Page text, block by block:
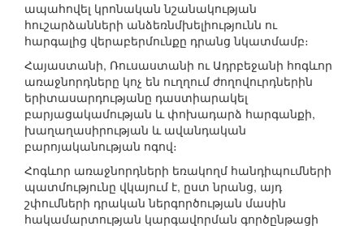
ապահովել կրոնական նշանակության
հուշարձանների անձեռնմխելիությունն ու
հարգալից վերաբերմունքը դրանց նկատմամբ։
Հայաստանի, Ռուսաստանի ու Ադրբեջանի հոգևոր
առաջնորդները կոչ են ուղղում ժողովուրդներին
երիտասարդությանը դաստիարակել
բարյացակամության և փոխադարձ հարգանքի,
խաղաղասիրության և ավանդական
բարոյականության ոգով։
Հոգևոր առաջնորդների եռակողմ հանդիպումների
պատմությունը վկայում է, ըստ նրանց, այդ
շփումների դրական ներգործության մասին
հակամարտության կարգավորման գործընթացի